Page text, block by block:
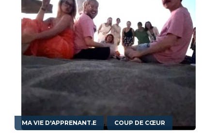
MA VIE D'APPRENANT.E , COUP DE CŒUR